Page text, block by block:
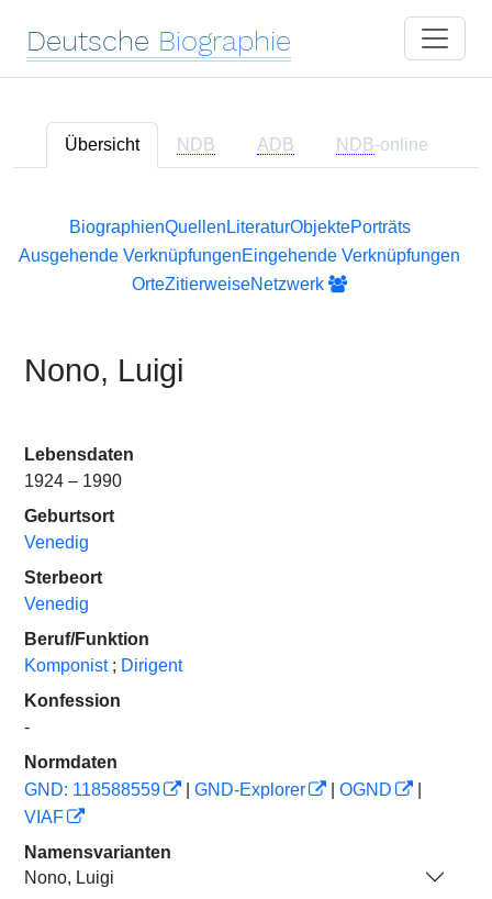
Deutsche Biographie
Übersicht NDB ADB NDB-online
BiographienQuellen LiteraturObjektePorträts
Ausgehende VerknüpfungenEingehende Verknüpfungen
OrteZitierweiseNetzwerk
Nono, Luigi
Lebensdaten
1924 – 1990
Geburtsort
Venedig
Sterbeort
Venedig
Beruf/Funktion
Komponist ; Dirigent
Konfession
-
Normdaten
GND: 118588559
GND-Explorer OGND
VIAF
Namensvarianten
Nono, Luigi